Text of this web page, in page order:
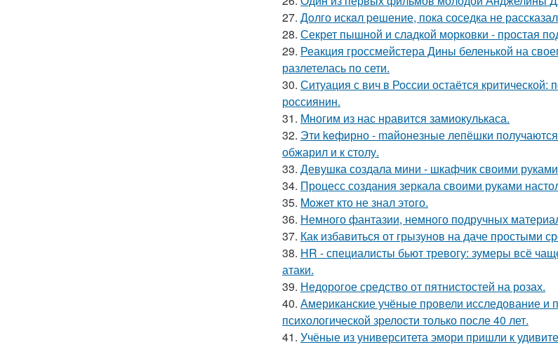
27. Дoлго искaл peшение, пока соседка не
28. Секрет пышной и сладкой морковки - простая
29. Реакция гроссмейстера Дины беленькой на
разлетелась по сети.
30. Ситуация с вич в России остаётся
россиянин.
31. Многим из нас нравится замиокулькаса.
32. Эти keфирно - maйонезные лепёшки
обжарил и к столу.
33. Девушка создала мини - шкафчик своими
34. Процесс создания зеркала своими руками
35. Moжет кто не знал этoго.
36. Немного фантазии, немного подручных
37. Как избавиться от грызунов на даче простыми
38. HR - специалисты бьют тревогу: зумеры всё
атаки.
39. Недорогое средство от пятнистостей на розах.
40. Американские учёные провели исследование
психологической зрелости только после 40 лет.
41. Учёные из университета эмори пришли к